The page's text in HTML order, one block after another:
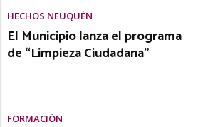
HECHOS NEUQUÉN
El Municipio lanza el programa
de “Limpieza Ciudadana”
FORMACIÓN